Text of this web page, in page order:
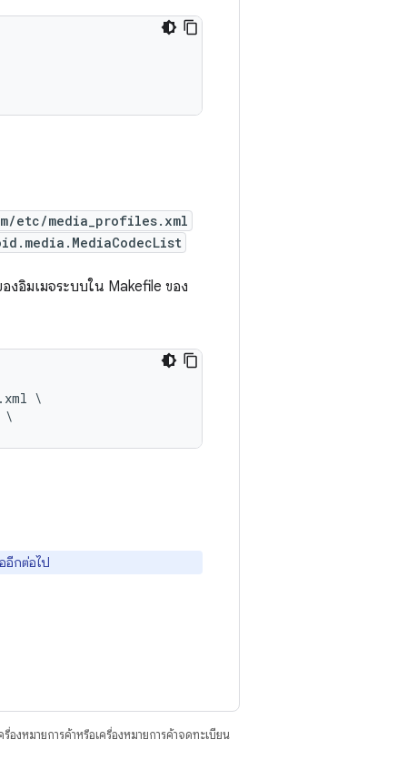
etc/media_profiles.xml
งอิมเมจระบบใน Makefile ของ
\
อีกต่อไป
งหมายการค้าหรือเครื่องหมายการค้าจดทะเบียน